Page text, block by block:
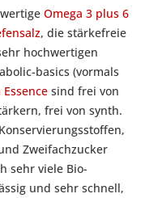
Omega 3 plus 6
, die stärkefreie
hochwertigen
basics (vormals
Essence sind frei von
frei von synth.
Zweifachzucker
sehr viele Bio-
und sehr schnell,